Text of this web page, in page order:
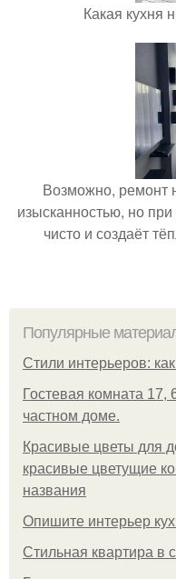
Какая кухня
Возможно, ремонт
изысканностью, но
чисто и создаёт
Популярные
Стили интерьеров:
Гостевая комната 17,
частном доме.
Красивые цветы для
красивые цветущие
названия
Опишите интерьер
Стильная квартира в